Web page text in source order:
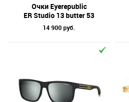
Очки Eyerepublic
ER Studio 13 butter 53
14 900 руб.